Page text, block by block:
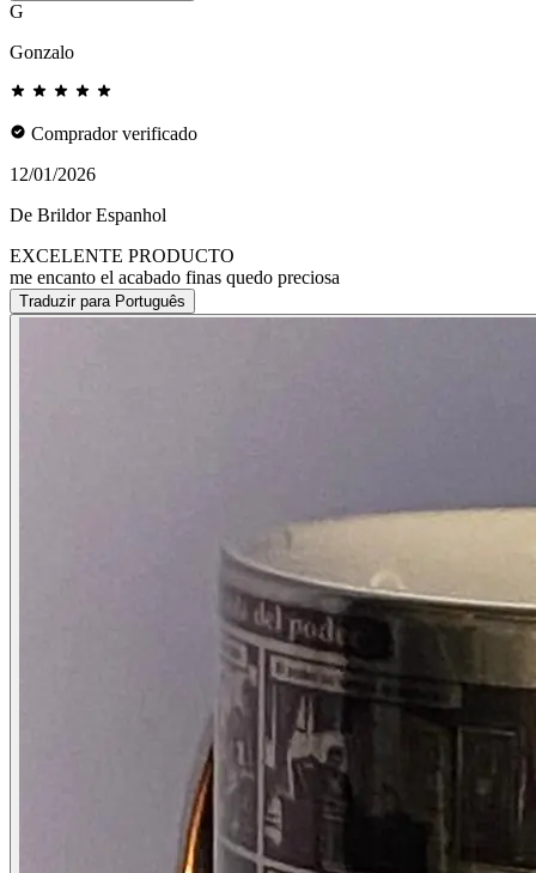
G
Gonzalo
Comprador verificado
12/01/2026
De Brildor Espanhol
EXCELENTE PRODUCTO
me encanto el acabado finas quedo preciosa
Traduzir para Português